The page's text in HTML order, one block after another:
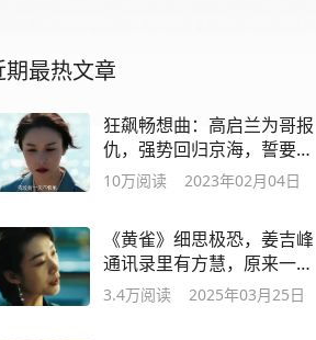
期最热文章
狂飙畅想曲：高启兰为哥报
仇，强势回归京海，誓要黄
瑶偿命
10万阅读 2023年02月04日
《黄雀》细思极恐，姜吉峰
通讯录里有方慧，原来一切
都是局
3.4万阅读 2025年03月25日